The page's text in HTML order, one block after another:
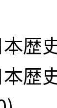
本
本